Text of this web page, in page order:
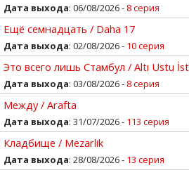
Дата выхода: 06/08/2026 - 8 серия
Ещё семнадцать / Daha 17
Дата выхода: 02/08/2026 - 10 серия
Это всего лишь Стамбул / Altı Ustu
Дата выхода: 03/08/2026 - 8 серия
Между / Arafta
Дата выхода: 31/07/2026 - 113 серия
Кладбище / Mezarlik
Дата выхода: 28/08/2026 - 13 серия